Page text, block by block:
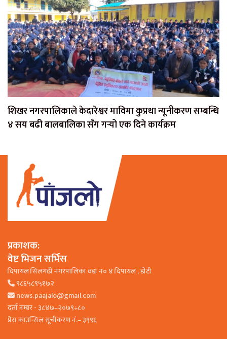
शिखर नगरपालिकाले केदारेश्वर माविमा कुप्रथा न्यूनीकरण सम्बन्धि
४ सय बढी बालबालिका सँग गर्‍यो एक दिने कार्यक्रम
प्रकाशक:
वेष्ट भिजन सर्भिस
दिपायल सिलगढी नगरपालिका वडा न० ४ दिपायल , डाेटी
९८६५८९५१७२
news.paajalo@gmail.com
दर्ता नम्बर - ३८४७–२०७९÷८०
प्रेस काउन्सिल सूचीकरण नं.– ३९९६